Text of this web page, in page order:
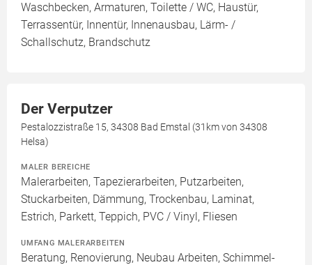
Waschbecken, Armaturen, Toilette / WC, Haustür,
Terrassentür, Innentür, Innenausbau, Lärm- /
Schallschutz, Brandschutz
Der Verputzer
Pestalozzistraße 15, 34308 Bad Emstal (31km von 34308
Helsa)
MALER BEREICHE
Malerarbeiten, Tapezierarbeiten, Putzarbeiten,
Stuckarbeiten, Dämmung, Trockenbau, Laminat,
Estrich, Parkett, Teppich, PVC / Vinyl, Fliesen
UMFANG MALERARBEITEN
Beratung, Renovierung, Neubau Arbeiten, Schimmel-